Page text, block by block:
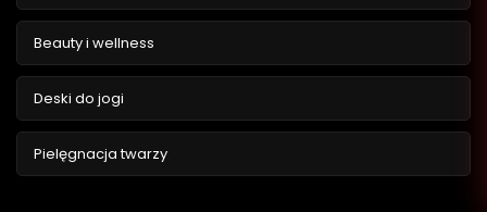
Beauty i wellness
Deski do jogi
Pielęgnacja twarzy